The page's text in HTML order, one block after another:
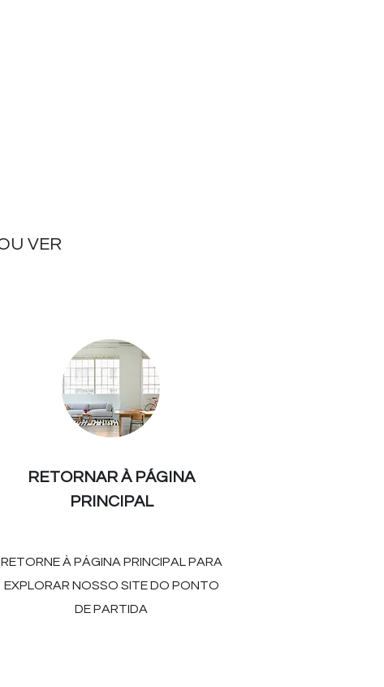
VER
RETORNAR À PÁGINA
PRINCIPAL
RETORNE À PÁGINA PRINCIPAL PARA
EXPLORAR NOSSO SITE DO PONTO
DE PARTIDA